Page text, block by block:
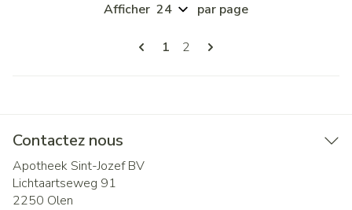
Pages
Vous lisez actuellement la page
1 Page
2
Afficher par page
Contactez nous
Apotheek Sint-Jozef BV
Lichtaartseweg 91
2250 Olen